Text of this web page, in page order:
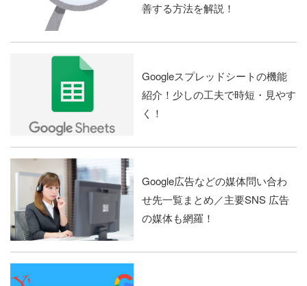
善する方法を解説！
Googleスプレッドシートの機能
紹介！少しの工夫で時短・見やす
く！
Google広告などの媒体問い合わ
せ先一覧まとめ／主要SNS 広告
の媒体も網羅！